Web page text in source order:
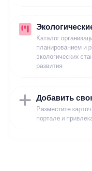
Каталог
планированием и
экологических
развития
Добавить
Разместите
портале и